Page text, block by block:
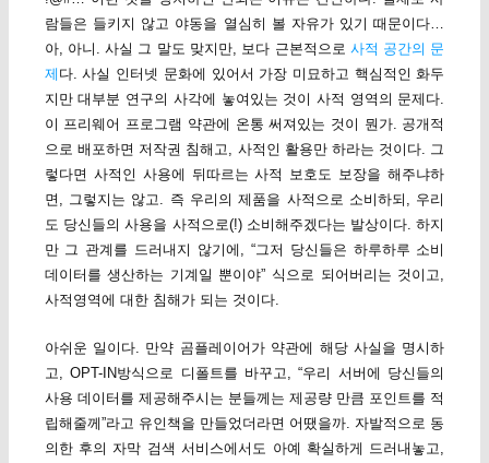
람들은 들키지 않고 야동을 열심히 볼 자유가 있기 때문이다…
아, 아니. 사실 그 말도 맞지만, 보다 근본적으로 사적 공간의 문
제 다. 사실 인터넷 문화에 있어서 가장 미묘하고 핵심적인 화두
지만 대부분 연구의 사각에 놓여있는 것이 사적 영역의 문제다.
이 프리웨어 프로그램 약관에 온통 써져있는 것이 뭔가. 공개적
으로 배포하면 저작권 침해고, 사적인 활용만 하라는 것이다. 그
렇다면 사적인 사용에 뒤따르는 사적 보호도 보장을 해주냐하
면, 그렇지는 않고. 즉 우리의 제품을 사적으로 소비하되, 우리
도 당신들의 사용을 사적으로(!) 소비해주겠다는 발상이다. 하지
만 그 관계를 드러내지 않기에, “그저 당신들은 하루하루 소비
데이터를 생산하는 기계일 뿐이야” 식으로 되어버리는 것이고,
사적영역에 대한 침해가 되는 것이다.
아쉬운 일이다. 만약 곰플레이어가 약관에 해당 사실을 명시하
고, OPT-IN방식으로 디폴트를 바꾸고, “우리 서버에 당신들의
사용 데이터를 제공해주시는 분들께는 제공량 만큼 포인트를 적
립해줄께”라고 유인책을 만들었더라면 어땠을까. 자발적으로 동
의한 후의 자막 검색 서비스에서도 아예 확실하게 드러내놓고,